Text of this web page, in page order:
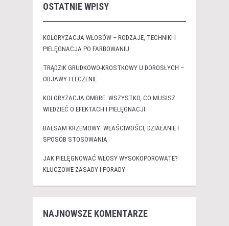
OSTATNIE WPISY
KOLORYZACJA WŁOSÓW – RODZAJE, TECHNIKI I
PIELĘGNACJA PO FARBOWANIU
TRĄDZIK GRUDKOWO-KROSTKOWY U DOROSŁYCH –
OBJAWY I LECZENIE
KOLORYZACJA OMBRE: WSZYSTKO, CO MUSISZ
WIEDZIEĆ O EFEKTACH I PIELĘGNACJI
BALSAM KRZEMOWY: WŁAŚCIWOŚCI, DZIAŁANIE I
SPOSÓB STOSOWANIA
JAK PIELĘGNOWAĆ WŁOSY WYSOKOPOROWATE?
KLUCZOWE ZASADY I PORADY
NAJNOWSZE KOMENTARZE